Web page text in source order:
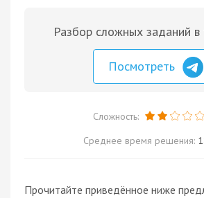
Разбор сложных заданий в
Посмотреть
Сложность:
Среднее время решения:
Прочитайте приведённое ниже